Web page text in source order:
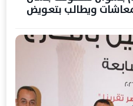
ويطالب بتعويض